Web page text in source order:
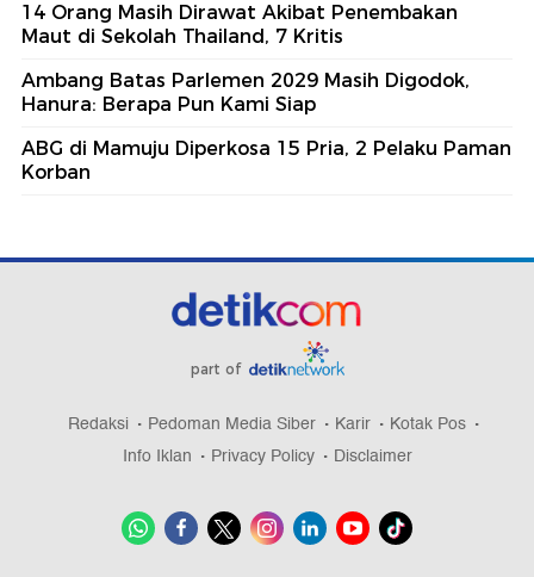
14 Orang Masih Dirawat Akibat Penembakan
Maut di Sekolah Thailand, 7 Kritis
Ambang Batas Parlemen 2029 Masih Digodok,
Hanura: Berapa Pun Kami Siap
ABG di Mamuju Diperkosa 15 Pria, 2 Pelaku Paman
Korban
part of
Redaksi Pedoman Media Siber Karir
Kotak Pos
Info Iklan
Privacy Policy Disclaimer